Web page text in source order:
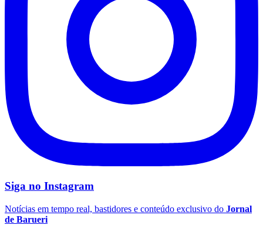
Siga no Instagram
Notícias em tempo real, bastidores e conteúdo exclusivo do Jornal
de Barueri